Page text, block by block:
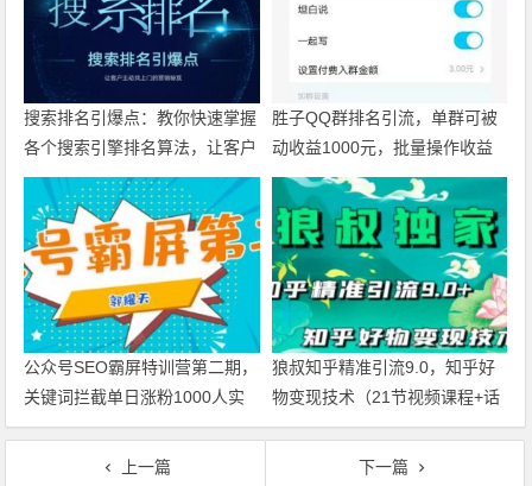
搜索排名引爆点：教你快速掌握
各个搜索引擎排名算法，让客户
主动找上你的秘笈【视频教程】
胜子QQ群排名引流，单群可被
动收益1000元，批量操作收益
更甚【视频课程】
公众号SEO霸屏特训营第二期，
关键词拦截单日涨粉1000人实
现快速赚钱【视频教程】
狼叔知乎精准引流9.0，知乎好
物变现技术（21节视频课程+话
术指导）
上一篇
下一篇